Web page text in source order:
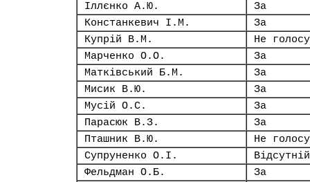
Іллєнко А.Ю.
За
Констанкевич І.М.
За
Купрій В.М.
Не
Марченко О.О.
За
Матківський Б.М.
За
Мисик В.Ю.
За
Мусій О.С.
За
Парасюк В.З.
За
Пташник В.Ю.
Не
Супруненко О.І.
Відсутній
Фельдман О.Б.
За